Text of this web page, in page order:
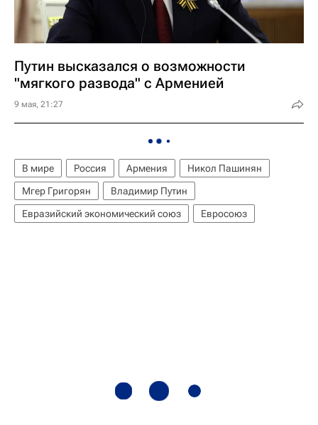
Путин высказался о возможности
"мягкого развода" с Арменией
9 мая, 21:27
В мире Россия Армения
Никол Пашинян
Мгер Григорян
Владимир Путин
Евразийский экономический союз
Евросоюз